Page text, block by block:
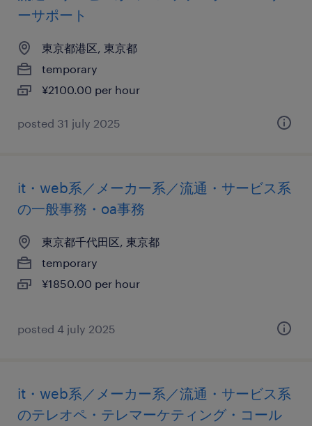
ーサポート
東京都港区, 東京都
temporary
¥2100.00 per hour
posted 31 july 2025
it・web系／メーカー系／流通・サービス系
の一般事務・oa事務
東京都千代田区, 東京都
temporary
¥1850.00 per hour
posted 4 july 2025
it・web系／メーカー系／流通・サービス系
のテレオペ・テレマーケティング・コール